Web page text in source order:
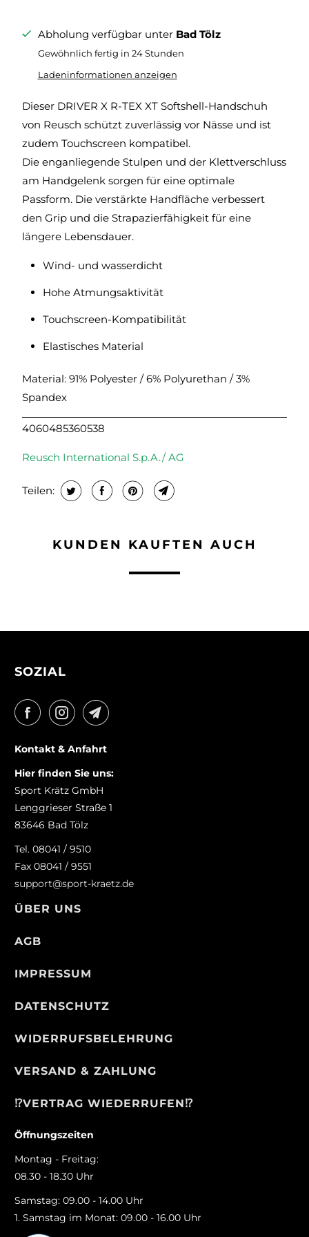
Abholung verfügbar unter Bad Tölz
Gewöhnlich fertig in 24 Stunden
Ladeninformationen anzeigen
Dieser DRIVER X R-TEX XT Softshell-Handschuh
von Reusch schützt zuverlässig vor Nässe und ist
zudem Touchscreen kompatibel.
Die enganliegende Stulpen und der Klettverschluss
am Handgelenk sorgen für eine optimale
Passform. Die verstärkte Handfläche verbessert
den Grip und die Strapazierfähigkeit für eine
längere Lebensdauer.
Wind- und wasserdicht
Hohe Atmungsaktivität
Touchscreen-Kompatibilität
Elastisches Material
Material: 91% Polyester / 6% Polyurethan / 3%
Spandex
4060485360538
Reusch International S.p.A./ AG
Teilen:
KUNDEN KAUFTEN AUCH
SOZIAL
Kontakt & Anfahrt
Hier finden Sie uns:
Sport Krätz GmbH
Lenggrieser Straße 1
83646 Bad Tölz
Tel. 08041 / 9510
Fax 08041 / 9551
support@sport-kraetz.de
ÜBER UNS
AGB
IMPRESSUM
DATENSCHUTZ
WIDERRUFSBELEHRUNG
VERSAND & ZAHLUNG
⁉️VERTRAG WIEDERRUFEN⁉️
Öffnungszeiten
Montag - Freitag:
08.30 - 18.30 Uhr
Samstag: 09.00 - 14.00 Uhr
1. Samstag im Monat: 09.00 - 16.00 Uhr